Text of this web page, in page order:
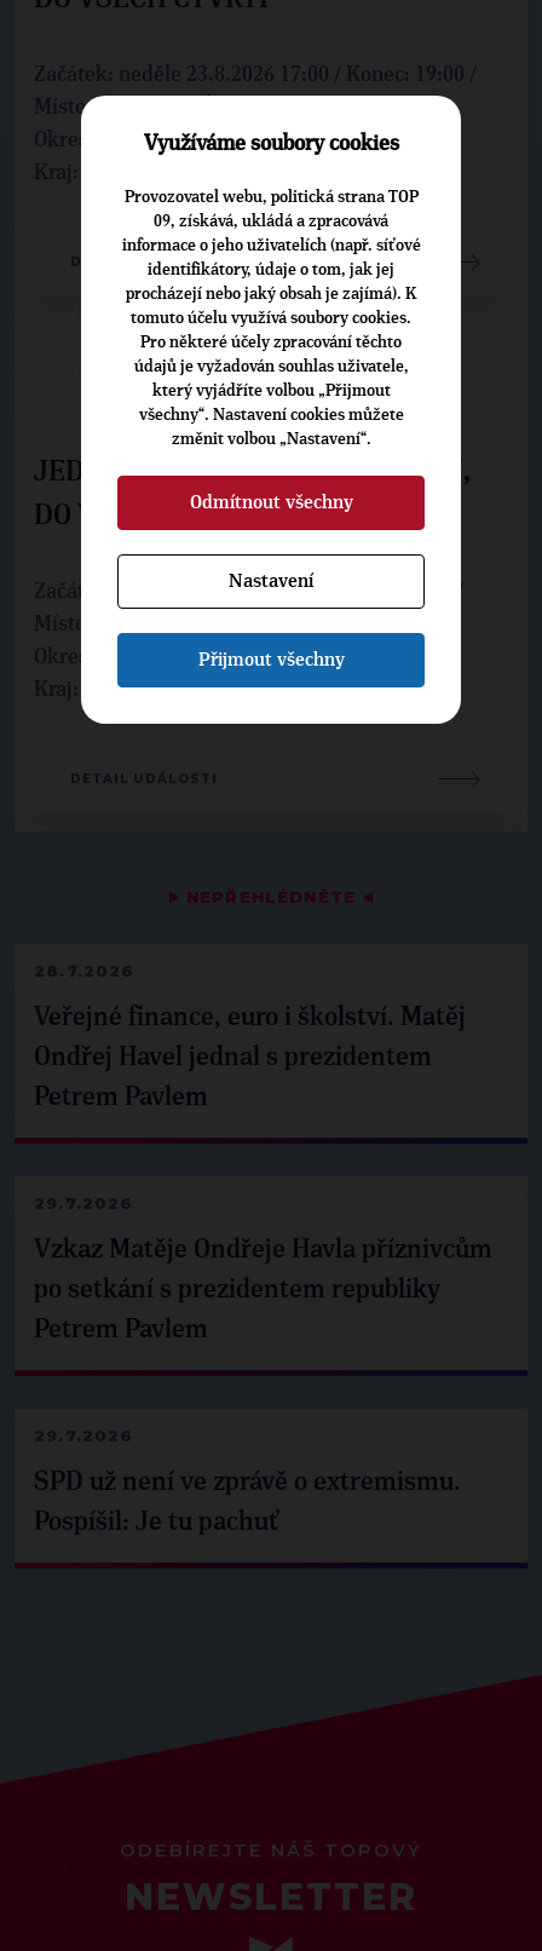
▶ NEPŘEHLÉDNĚTE ◀
28.7.2026
Veřejné finance, euro i školství. Matěj
Ondřej Havel jednal s prezidentem
Petrem Pavlem
29.7.2026
Vzkaz Matěje Ondřeje Havla příznivcům
po setkání s prezidentem republiky
Petrem Pavlem
29.7.2026
SPD už není ve zprávě o extremismu.
Pospíšil: Je tu pachuť
Začátek: neděle 23.8.2026 17:00 / Konec: 19:00 /
Místo: Kojetice 1,
Okres:
Ústí nad Labem
Kraj:
DETAIL UDÁLOSTI
JEDNO ÚSTí - VEZEME PROGRAM,
DO VŠECH ČTVRTÍ
Začátek: úterý 25.8.2026 18:00 / Konec: 20:00 /
Místo: Skorotická 784/2a,
Okres:
Ústí nad Labem
Kraj:
Ústecký
DETAIL UDÁLOSTI
ODEBÍREJTE NÁŠ TOPOVÝ
NEWSLETTER
Využíváme soubory cookies
Provozovatel webu, politická strana TOP
09, získává, ukládá a zpracovává
informace o jeho uživatelích (např. síťové
identifikátory, údaje o tom, jak jej
procházejí nebo jaký obsah je zajímá). K
tomuto účelu využívá soubory cookies.
Pro některé účely zpracování těchto
údajů je vyžadován souhlas uživatele,
který vyjádříte volbou „Přijmout
všechny“. Nastavení cookies můžete
změnit volbou „Nastavení“.
Odmítnout všechny
Nastavení
Přijmout všechny